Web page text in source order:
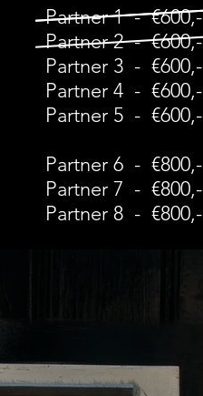
Partner 1 - €600,-
Partner 2 - €600,-
Partner 3 - €600,-
Partner 4 - €600,-
Partner 5 - €600,-
Partner 6 - €800,-
Partner 7 - €800,-
Partner 8 - €800,-